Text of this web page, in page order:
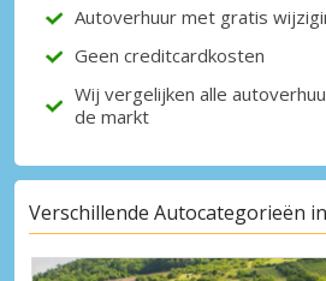
Autoverhuur met gratis
Geen creditcardkosten
Wij vergelijken alle
de markt
Verschillende Autocategorieën